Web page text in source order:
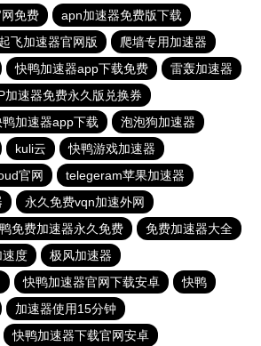
免费
apn加速器免费版下载
起飞加速器官网版
爬墙专用加速器
快鸭加速器app下载免费
雷轰加速器
加速器免费永久版兑换券
鸭加速器app下载
泡泡狗加速器
kuli云
快鸭游戏加速器
官网
telegeram苹果加速器
永久免费vqn加速外网
免费加速器永久免费
免费加速器大全
速度
极风加速器
快鸭加速器官网下载安卓
快鸭
加速器使用15分钟
快鸭加速器下载官网安卓